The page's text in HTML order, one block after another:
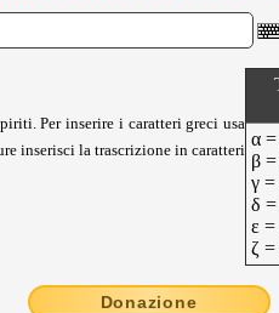
Per inserire i caratteri greci usa
inserisci la trascrizione in caratteri
α =
β
γ =
δ =
ε =
ζ =
Donazione